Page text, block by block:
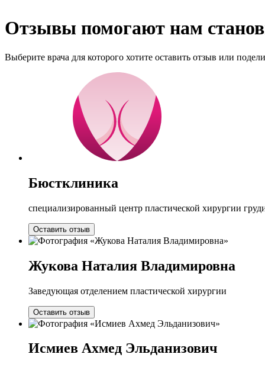
Отзывы помогают нам
Выберите врача для которого хотите оставить отзыв или
Бюстклиника
специализированный центр пластической хирургии
Оставить отзыв
Жукова Наталия Владимировна
Заведующая отделением пластической хирургии
Оставить отзыв
Исмиев Ахмед Эльданизович